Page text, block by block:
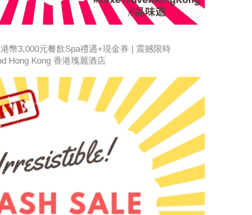
幣3,000元餐飲Spa禮遇+現金券 | 震撼限時
Hong Kong 香港瑰麗酒店